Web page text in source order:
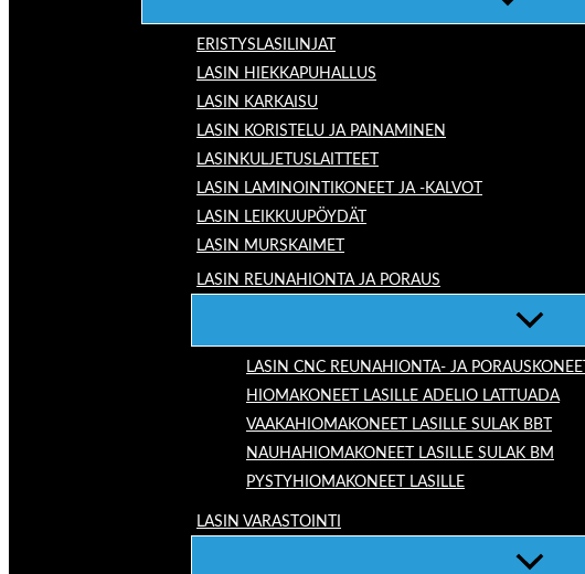
ERISTYSLASILINJAT
LASIN HIEKKAPUHALLUS
LASIN KARKAISU
LASIN KORISTELU JA PAINAMINEN
LASINKULJETUSLAITTEET
LASIN LAMINOINTIKONEET JA -KALVOT
LASIN LEIKKUUPÖYDÄT
LASIN MURSKAIMET
LASIN REUNAHIONTA JA PORAUS
LASIN CNC REUNAHIONTA- JA PORAUSKONEET
HIOMAKONEET LASILLE ADELIO LATTUADA
VAAKAHIOMAKONEET LASILLE SULAK BBT
NAUHAHIOMAKONEET LASILLE SULAK BM
PYSTYHIOMAKONEET LASILLE
LASIN VARASTOINTI